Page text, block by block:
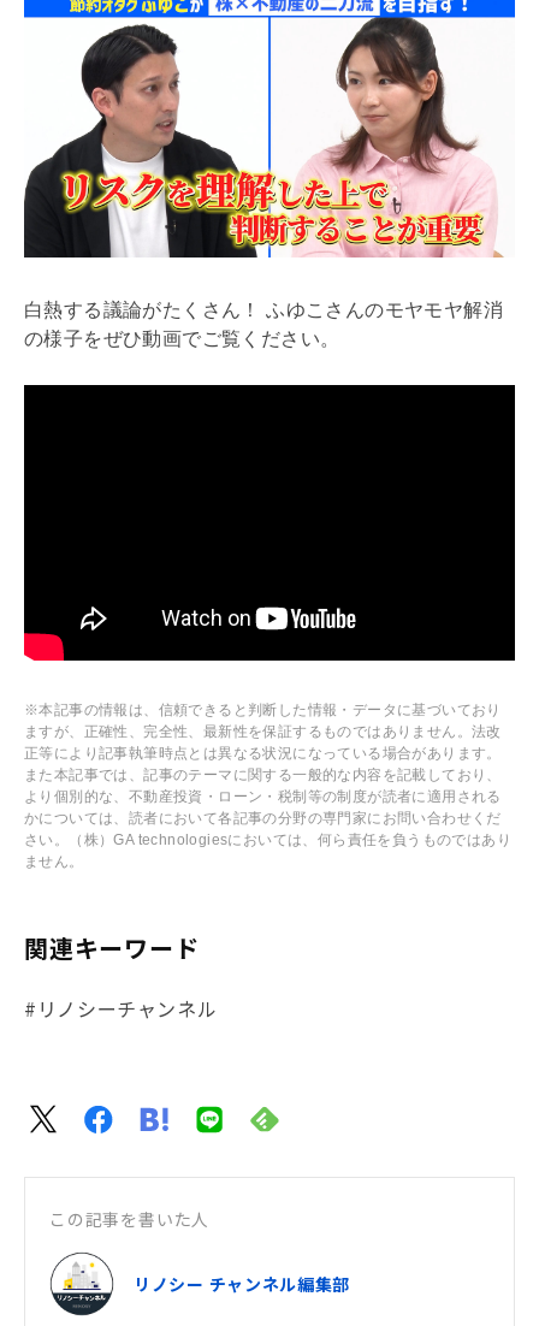
白熱する議論がたくさん！ ふゆこさんのモヤモヤ解消
の様子をぜひ動画でご覧ください。
※本記事の情報は、信頼できると判断した情報・データに基づいており
ますが、正確性、完全性、最新性を保証するものではありません。法改
正等により記事執筆時点とは異なる状況になっている場合があります。
また本記事では、記事のテーマに関する一般的な内容を記載しており、
より個別的な、不動産投資・ローン・税制等の制度が読者に適用される
かについては、読者において各記事の分野の専門家にお問い合わせくだ
さい。（株）GA technologiesにおいては、何ら責任を負うものではあり
ません。
関連キーワード
#リノシーチャンネル
この記事を書いた人
リノシー チャンネル編集部